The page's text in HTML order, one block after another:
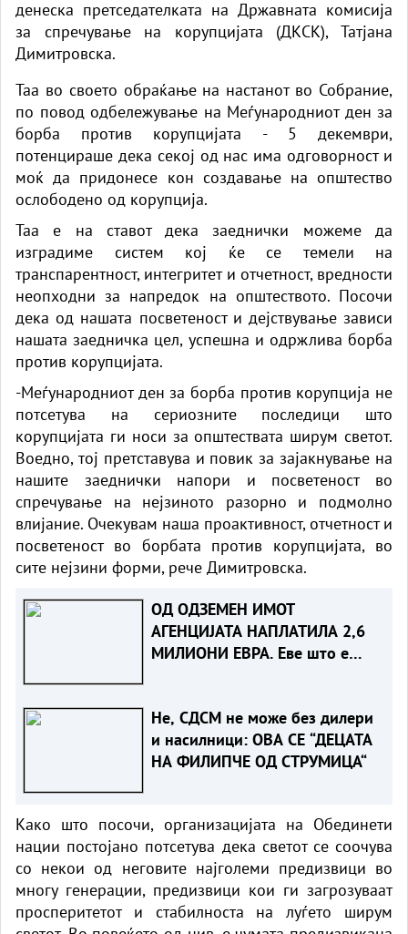
денеска претседателката на Државната комисија
за спречување на корупцијата (ДКСК), Татјана
Димитровска.
Таа во своето обраќање на настанот во Собрание,
по повод одбележување на Меѓународниот ден за
борба против корупцијата - 5 декември,
потенцираше дека секој од нас има одговорност и
моќ да придонесе кон создавање на општество
ослободено од корупција.
Таа е на ставот дека заеднички можеме да
изградиме систем кој ќе се темели на
транспарентност, интегритет и отчетност, вредности
неопходни за напредок на општеството. Посочи
дека од нашата посветеност и дејствување зависи
нашата заедничка цел, успешна и одржлива борба
против корупцијата.
-Меѓународниот ден за борба против корупција не
потсетува на сериозните последици што
корупцијата ги носи за општествата ширум светот.
Воедно, тој претставува и повик за зајакнување на
нашите заеднички напори и посветеност во
спречување на нејзиното разорно и подмолно
влијание. Очекувам наша проактивност, отчетност и
посветеност во борбата против корупцијата, во
сите нејзини форми, рече Димитровска.
ОД ОДЗЕМЕН ИМОТ
АГЕНЦИЈАТА НАПЛАТИЛА 2,6
МИЛИОНИ ЕВРА. Еве што е
Не, СДСМ не може без дилери
и насилници: ОВА СЕ “ДЕЦАТА
НА ФИЛИПЧЕ ОД СТРУМИЦА“
Како што посочи, организацијата на Обединети
нации постојано потсетува дека светот се соочува
со некои од неговите најголеми предизвици во
многу генерации, предизвици кои ги загрозуваат
просперитетот и стабилноста на луѓето ширум